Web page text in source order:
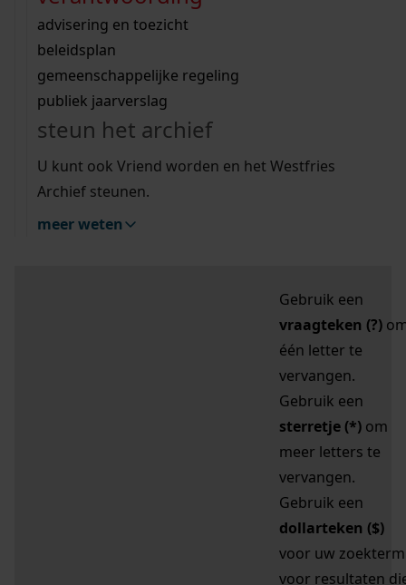
bouwvergunningen
omgevingsvergunningen
vergunningen
beeld en geluid
uitleg nodig?
Wij helpen u op weg met een aantal zoektips.
bekijk alle zoektips
Wij helpen u op weg met een aantal zoektips.
bekijk alle zoektips
bekijk ons geschiedenislokaal
advisering en toezicht
beleidsplan
gemeenschappelijke regeling
publiek jaarverslag
steun het archief
U kunt ook Vriend worden en het Westfries
Archief steunen.
meer weten
zoektips
Mijn Studiezaal (inloggen)
uw zoekopdracht te
Gebruik een
vraagteken (?)
één letter te
vervangen.
Gebruik een
sterretje (*) om
meer letters te
vervangen.
Gebruik een
dollarteken ($)
voor uw zoekterm
voor resultaten